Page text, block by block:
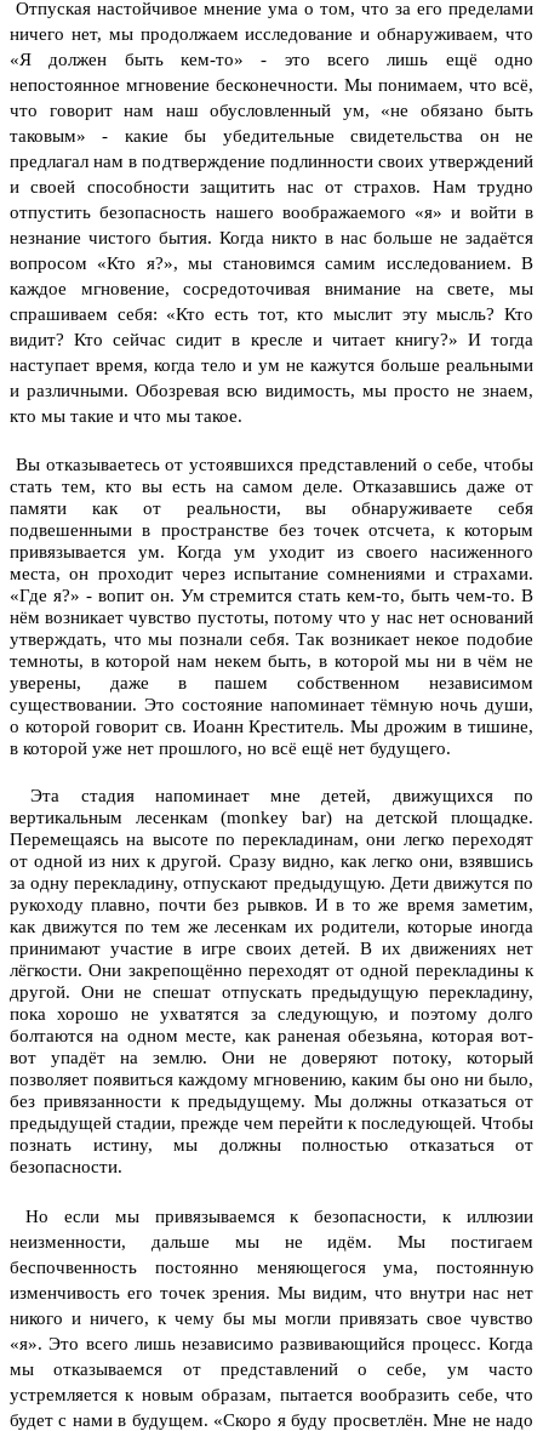
Отпуская настойчивое мнение ума о том, что за его пределами
ничего нет, мы продолжаем исследование и обнаруживаем, что
«Я должен быть кем-то» - это всего лишь ещё одно
непостоянное мгновение бесконечности. Мы понимаем, что всё,
что говорит нам наш обусловленный ум, «не обязано быть
таковым» - какие бы убедительные свидетельства он не
предлагал нам в подтверждение подлинности своих утверждений
и своей способности защитить нас от страхов. Нам трудно
отпустить безопасность нашего воображаемого «я» и войти в
незнание чистого бытия. Когда никто в нас больше не задаётся
вопросом «Кто я?», мы становимся самим исследованием. В
каждое мгновение, сосредоточивая внимание на свете, мы
спрашиваем себя: «Кто есть тот, кто мыслит эту мысль? Кто
видит? Кто сейчас сидит в кресле и читает книгу?» И тогда
наступает время, когда тело и ум не кажутся больше реальными
и различными. Обозревая всю видимость, мы просто не знаем,
кто мы такие и что мы такое.
Вы отказываетесь от устоявшихся представлений о себе, чтобы
стать тем, кто вы есть на самом деле. Отказавшись даже от
памяти как от реальности, вы обнаруживаете себя
подвешенными в пространстве без точек отсчета, к которым
привязывается ум. Когда ум уходит из своего насиженного
места, он проходит через испытание сомнениями и страхами.
«Где я?» - вопит он. Ум стремится стать кем-то, быть чем-то. В
нём возникает чувство пустоты, потому что у нас нет оснований
утверждать, что мы познали себя. Так возникает некое подобие
темноты, в которой нам некем быть, в которой мы ни в чём не
уверены, даже в пашем собственном независимом
существовании. Это состояние напоминает тёмную ночь души,
о которой говорит св. Иоанн Креститель. Мы дрожим в тишине,
в которой уже нет прошлого, но всё ещё нет будущего.
Эта стадия напоминает мне детей, движущихся по
вертикальным лесенкам (monkey bar) на детской площадке.
Перемещаясь на высоте по перекладинам, они легко переходят
от одной из них к другой. Сразу видно, как легко они, взявшись
за одну перекладину, отпускают предыдущую. Дети движутся по
рукоходу плавно, почти без рывков. И в то же время заметим,
как движутся по тем же лесенкам их родители, которые иногда
принимают участие в игре своих детей. В их движениях нет
лёгкости. Они закрепощённо переходят от одной перекладины к
другой. Они не спешат отпускать предыдущую перекладину,
пока хорошо не ухватятся за следующую, и поэтому долго
болтаются на одном месте, как раненая обезьяна, которая вот-
вот упадёт на землю. Они не доверяют потоку, который
позволяет появиться каждому мгновению, каким бы оно ни было,
без привязанности к предыдущему. Мы должны отказаться от
предыдущей стадии, прежде чем перейти к последующей. Чтобы
познать истину, мы должны полностью отказаться от
безопасности.
Но если мы привязываемся к безопасности, к иллюзии
неизменности, дальше мы не идём. Мы постигаем
беспочвенность постоянно меняющегося ума, постоянную
изменчивость его точек зрения. Мы видим, что внутри нас нет
никого и ничего, к чему бы мы могли привязать свое чувство
«я». Это всего лишь независимо развивающийся процесс. Когда
мы отказываемся от представлений о себе, ум часто
устремляется к новым образам, пытается вообразить себе, что
будет с нами в будущем. «Скоро я буду просветлён. Мне не надо